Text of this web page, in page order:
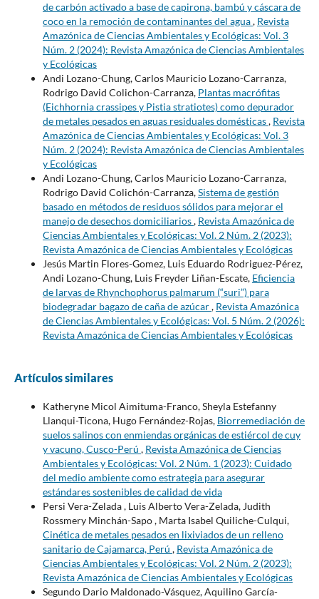
de carbón activado a base de capirona, bambú y cáscara de
coco en la remoción de contaminantes del agua, Revista
Amazónica de Ciencias Ambientales y Ecológicas: Vol. 3
Núm. 2 (2024): Revista Amazónica de Ciencias Ambientales
y Ecológicas
Andi Lozano-Chung, Carlos Mauricio Lozano-Carranza,
Rodrigo David Colichon-Carranza, Plantas macrófitas
(Eichhornia crassipes y Pistia stratiotes) como depurador
de metales pesados en aguas residuales domésticas, Revista
Amazónica de Ciencias Ambientales y Ecológicas: Vol. 3
Núm. 2 (2024): Revista Amazónica de Ciencias Ambientales
y Ecológicas
Andi Lozano-Chung, Carlos Mauricio Lozano-Carranza,
Rodrigo David Colichón-Carranza,Sistema de gestión
basado en métodos de residuos sólidos para mejorar el
manejo de desechos domiciliarios, Revista Amazónica de
Ciencias Ambientales y Ecológicas: Vol. 2 Núm. 2 (2023):
Revista Amazónica de Ciencias Ambientales y Ecológicas
Jesús Martin Flores-Gomez, Luis Eduardo Rodriguez-Pérez,
Andi Lozano-Chung, Luis Freyder Liñan-Escate, Eficiencia
de larvas de Rhynchophorus palmarum (“suri”) para
biodegradar bagazo de caña de azúcar, Revista Amazónica
de Ciencias Ambientales y Ecológicas: Vol. 5 Núm. 2 (2026):
Revista Amazónica de Ciencias Ambientales y Ecológicas
Artículos similares
Katheryne Micol Aimituma-Franco, Sheyla Estefanny
Llanqui-Ticona, Hugo Fernández-Rojas, Biorremediación de
suelos salinos con enmiendas orgánicas de estiércol de cuy
y vacuno, Cusco-Perú , Revista Amazónica de Ciencias
Ambientales y Ecológicas: Vol. 2 Núm. 1 (2023): Cuidado
del medio ambiente como estrategia para asegurar
estándares sostenibles de calidad de vida
Persi Vera-Zelada , Luis Alberto Vera-Zelada, Judith
Rossmery Minchán-Sapo , Marta Isabel Quiliche-Culqui,
Cinética de metales pesados en lixiviados de un relleno
sanitario de Cajamarca, Perú , Revista Amazónica de
Ciencias Ambientales y Ecológicas: Vol. 2 Núm. 2 (2023):
Revista Amazónica de Ciencias Ambientales y Ecológicas
Segundo Dario Maldonado-Vásquez, Aquilino García-